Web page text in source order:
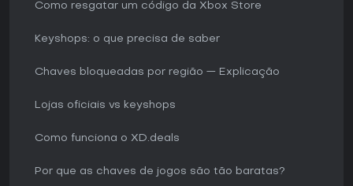
Como resgatar um código da Xbox Store
Keyshops: o que precisa de saber
Chaves bloqueadas por região — Explicação
Lojas oficiais vs keyshops
Como funciona o XD.deals
Por que as chaves de jogos são tão baratas?